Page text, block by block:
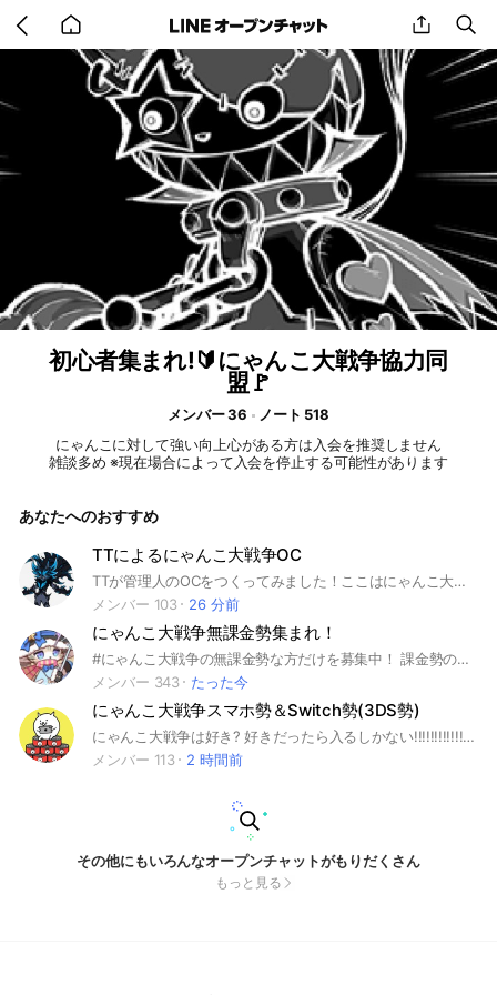
back
to
home
share
初心者集まれ!🔰にゃんこ大戦争協力同
盟🚩
メンバー 36
ノート 518
にゃんこに対して強い向上心がある方は入会を推奨しません
雑談多め ※現在場合によって入会を停止する可能性があります
あなたへのおすすめ
TTによるにゃんこ大戦争OC
TTが管理人のOCをつくってみました！ここはにゃんこ大戦争を主に別ゲーや雑談の話もOKだぜ！初心者から中級者、上級者やプロの人達などなど誰でも迎えるぜ！無課金勢でも課金勢でも入ってきてね！でもチーターや荒らしは遠慮するぜ…挨拶してくれると嬉しいなぁ #にゃんこ大戦争#にゃんこ#ゲーム#神ゲー#雑談
メンバー 103
26 分前
にゃんこ大戦争無課金勢集まれ！
#にゃんこ大戦争の無課金勢な方だけを募集中！ 課金勢の方はお断りしてます。クリアできないステージなどがあったらグループ内でいろいろと提案をしてクリアできるようにしていきましょう！即抜けやグループの荒らしなどの迷惑行為をしないようお願いいたします。その行為が続く場合には通報いたします。 グループに入ってもらった際にはにゃんこクラブや超激レアの図鑑の写真などをオプに入った日の内に掲示していただきます。主に課金勢やチーターの流れ込みを防ぐための物と攻略の手助けする際に必要になりますので予めご了承の上、ご協力をお願いいたします。 とにかく無課金のにゃんこ好き集まれ！
メンバー 343
たった今
にゃんこ大戦争スマホ勢＆Switch勢(3DS勢)
にゃんこ大戦争は好き? 好きだったら入るしかない!!!!!!!!!!!! 初心者〜上級者まで誰でもOK！！(誰でもと言ってるけど荒らしや変な人は入らないでください) 気軽にはいってね!!! 話す内容は攻略方法やガチャの結果を自慢したりして楽しもう!!!!!! ⚠注意 リークはノートに張ってください #にゃんこ大戦争#Switch#スマホ#ゲーム#猫#おもしろい#11周年#ルール#アップデート#最強キャラ#限定#課金#無課金
メンバー 113
2 時間前
その他にもいろんなオープンチャットがもりだくさん
もっと見る